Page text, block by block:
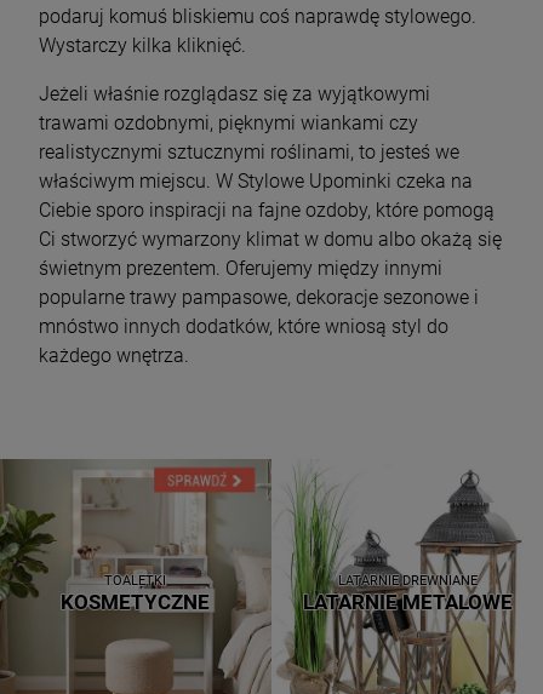
podaruj komuś bliskiemu coś naprawdę stylowego.
Wystarczy kilka kliknięć.
Jeżeli właśnie rozglądasz się za wyjątkowymi
trawami ozdobnymi, pięknymi wiankami czy
realistycznymi sztucznymi roślinami, to jesteś we
właściwym miejscu. W Stylowe Upominki czeka na
Ciebie sporo inspiracji na fajne ozdoby, które pomogą
Ci stworzyć wymarzony klimat w domu albo okażą się
świetnym prezentem. Oferujemy między innymi
popularne trawy pampasowe, dekoracje sezonowe i
mnóstwo innych dodatków, które wniosą styl do
każdego wnętrza.
TOALETKI
KOSMETYCZNE
LATARNIE DREWNIANE
LATARNIE METALOWE